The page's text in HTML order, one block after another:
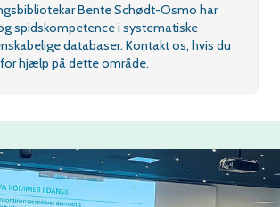
Bente Schødt-Osmo har
spidskompetence i systematiske
databaser. Kontakt os, hvis du
hjælp på dette område.